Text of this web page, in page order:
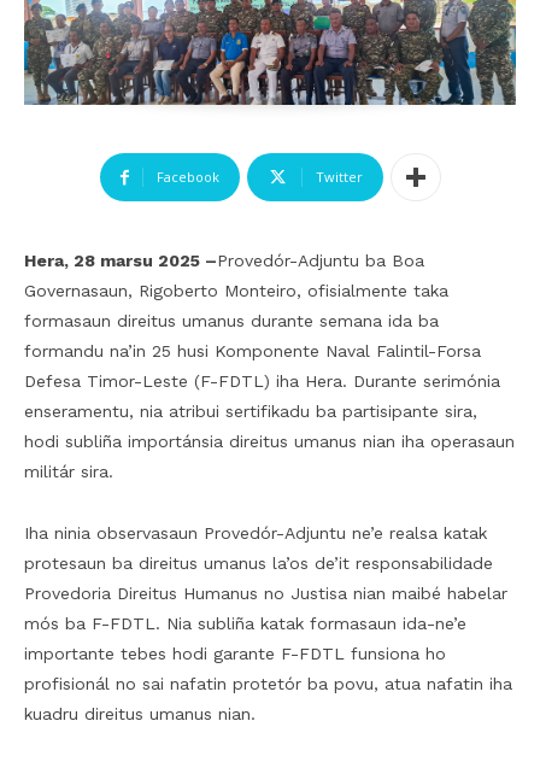
Facebook Twitter
Hera, 28 marsu 2025 –Provedór-Adjuntu ba Boa
Governasaun, Rigoberto Monteiro, ofisialmente taka
formasaun direitus umanus durante semana ida ba
formandu na’in 25 husi Komponente Naval Falintil-Forsa
Defesa Timor-Leste (F-FDTL) iha Hera. Durante serimónia
enseramentu, nia atribui sertifikadu ba partisipante sira,
hodi subliña importánsia direitus umanus nian iha operasaun
militár sira.
Iha ninia observasaun Provedór-Adjuntu ne’e realsa katak
protesaun ba direitus umanus la’os de’it responsabilidade
Provedoria Direitus Humanus no Justisa nian maibé habelar
mós ba F-FDTL. Nia subliña katak formasaun ida-ne’e
importante tebes hodi garante F-FDTL funsiona ho
profisionál no sai nafatin protetór ba povu, atua nafatin iha
kuadru direitus umanus nian.